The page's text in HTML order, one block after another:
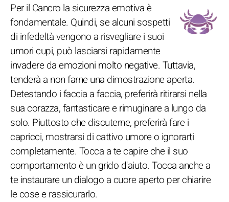
Per il Cancro la sicurezza emotiva è
fondamentale. Quindi, se alcuni sospetti
di infedeltà vengono a risvegliare i suoi
umori cupi, può lasciarsi rapidamente
invadere da emozioni molto negative. Tuttavia,
tenderà a non farne una dimostrazione aperta.
Detestando i faccia a faccia, preferirà ritirarsi nella
sua corazza, fantasticare e rimuginare a lungo da
solo. Piuttosto che discuterne, preferirà fare i
capricci, mostrarsi di cattivo umore o ignorarti
completamente. Tocca a te capire che il suo
comportamento è un grido d'aiuto. Tocca anche a
te instaurare un dialogo a cuore aperto per chiarire
le cose e rassicurarlo.